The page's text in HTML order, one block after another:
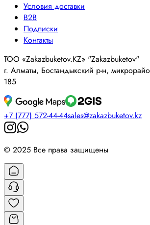
Условия доставки
B2B
Подписки
Контакты
ТОО «Zakazbuketov.KZ» "Zakazbuketov"
г. Алматы, Бостандыкский р-н,
185
+7 (777) 572-44-44sales@zakazbuketov.kz
© 2025 Все права защищены